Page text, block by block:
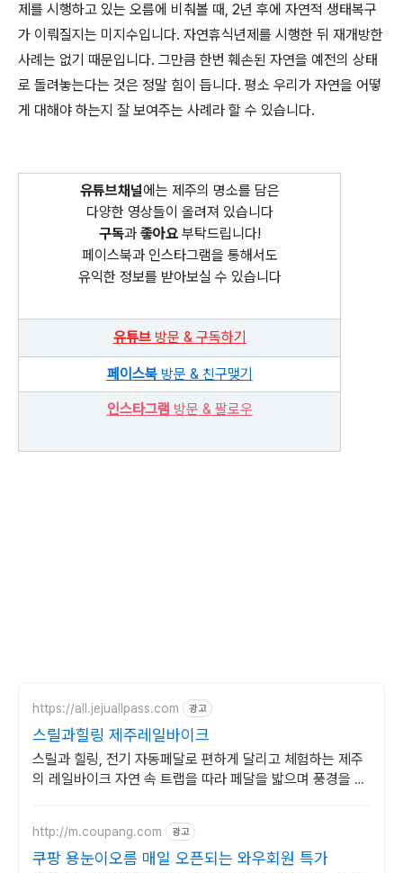
제를 시행하고 있는 오름에 비춰볼 때, 2년 후에 자연적 생태복구
가 이뤄질지는 미지수입니다. 자연휴식년제를 시행한 뒤 재개방한
사례는 없기 때문입니다. 그만큼 한번 훼손된 자연을 예전의 상태
로 돌려놓는다는 것은 정말 힘이 듭니다. 평소 우리가 자연을 어떻
게 대해야 하는지 잘 보여주는 사례라 할 수 있습니다.
유튜브채널에는 제주의 명소를 담은
다양한 영상들이 올려져 있습니다
구독과 좋아요부탁드립니다!
페이스북과 인스타그램을 통해서도
유익한 정보를 받아보실 수 있습니다
유튜브방문 & 구독하기
페이스북방문 & 친구맺기
인스타그램 방문 & 팔로우
https://all.jejuallpass.com 광고
스릴과힐링 제주레일바이크
스릴과 힐링, 전기 자동페달로 편하게 달리고 체험하는 제주
의 레일바이크 자연 속 트랩을 따라 페달을 밟으며 풍경을 감
http://m.coupang.com 광고
쿠팡 용눈이오름 매일 오픈되는 와우회원 특가